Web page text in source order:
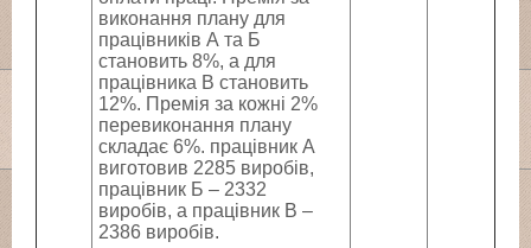
виконання плану для
працівників А та Б
становить 8%, а для
працівника В становить
12%. Премія за кожні 2%
перевиконання плану
складає 6%. працівник А
виготовив 2285 виробів,
працівник Б – 2332
виробів, а працівник В –
2386 виробів.